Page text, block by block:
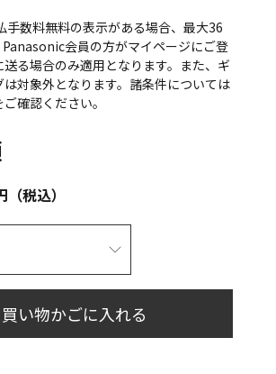
手数料無料の表示がある場合、最大36
会員の方がマイページにご登
る場合のみ適用となります。また、ギ
は対象外となります。諸条件については
ご確認ください。
（税込）
買い物かごに入れる